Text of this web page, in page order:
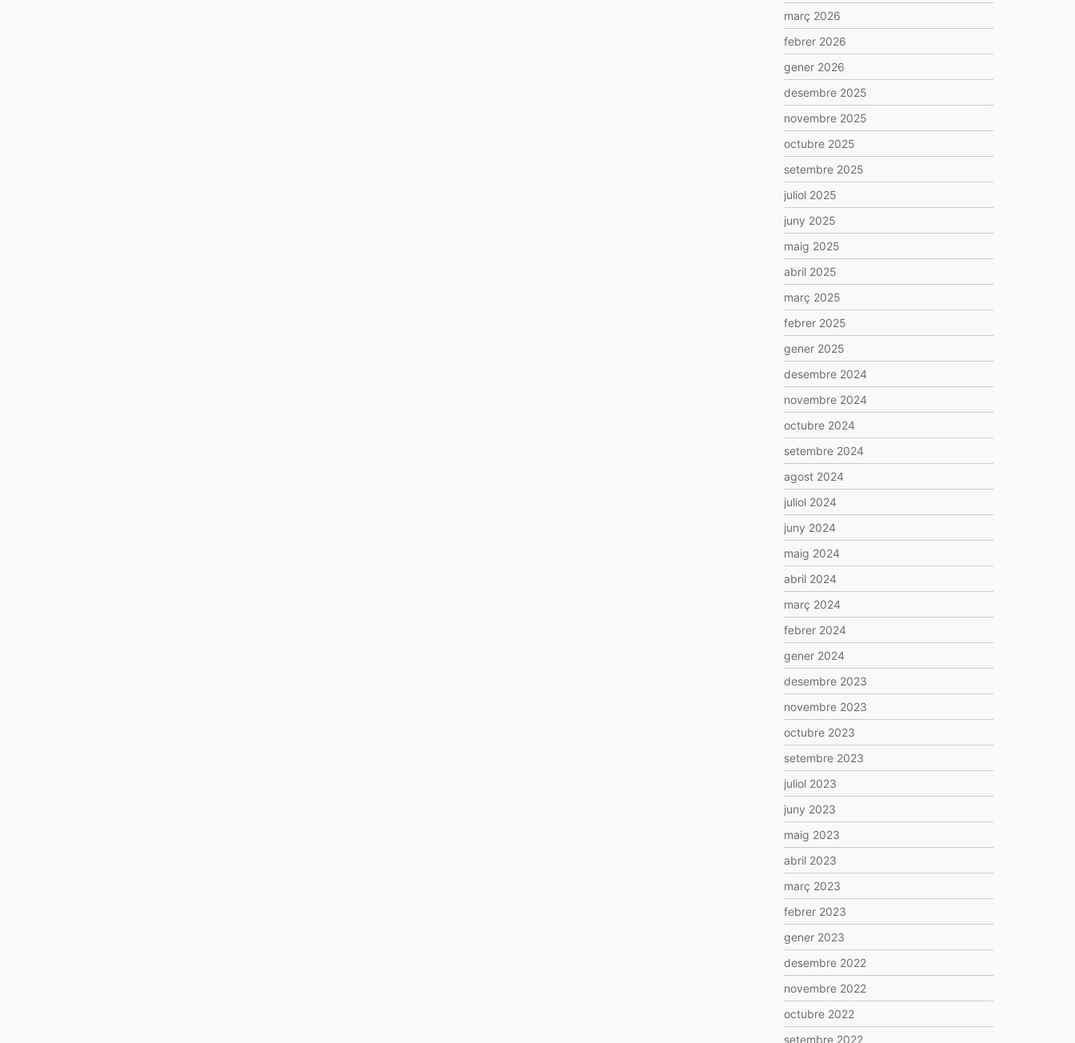
març 2026
febrer 2026
gener 2026
desembre 2025
novembre 2025
octubre 2025
setembre 2025
juliol 2025
juny 2025
maig 2025
abril 2025
març 2025
febrer 2025
gener 2025
desembre 2024
novembre 2024
octubre 2024
setembre 2024
agost 2024
juliol 2024
juny 2024
maig 2024
abril 2024
març 2024
febrer 2024
gener 2024
desembre 2023
novembre 2023
octubre 2023
setembre 2023
juliol 2023
juny 2023
maig 2023
abril 2023
març 2023
febrer 2023
gener 2023
desembre 2022
novembre 2022
octubre 2022
setembre 2022